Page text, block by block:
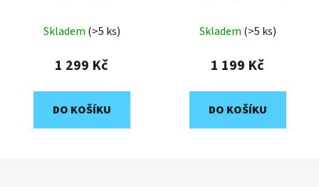
Skladem (>5 ks)
1 299 Kč
DO KOŠÍKU
Skladem (>5 ks)
1 199 Kč
DO KOŠÍKU